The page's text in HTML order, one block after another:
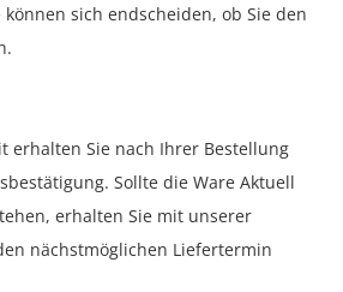
sich endscheiden, ob Sie den
erhalten Sie nach Ihrer Bestellung
Sollte die Ware Aktuell
erhalten Sie mit unserer
nächstmöglichen Liefertermin